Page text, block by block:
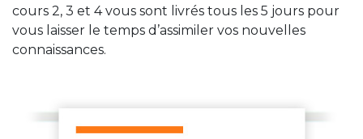
cours 2, 3 et 4 vous sont livrés tous les 5 jours pour
vous laisser le temps d’assimiler vos nouvelles
connaissances.